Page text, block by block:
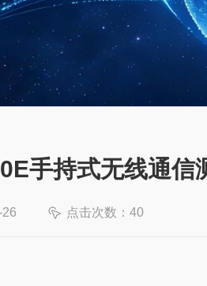
手持式无线通信
点击次数：40